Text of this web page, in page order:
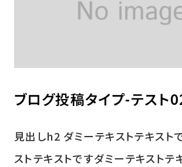
ブログ投稿タイプ-テスト
見出しh2 ダミーテキストテキスト
ストテキストですダミーテキストテ